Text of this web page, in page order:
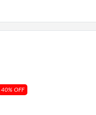
40% OFF